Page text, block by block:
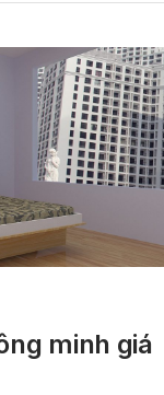
minh giá